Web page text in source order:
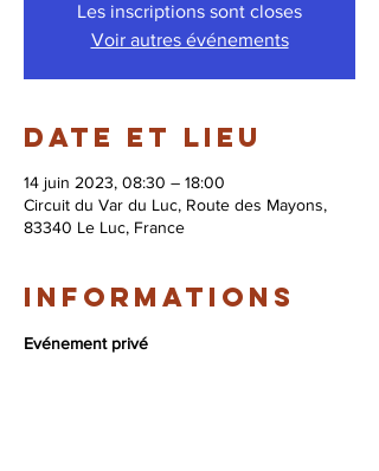
Les inscriptions sont closes
Voir autres événements
Date et lieu
14 juin 2023, 08:30 – 18:00
Circuit du Var du Luc, Route des Mayons,
83340 Le Luc, France
Informations
Evénement privé